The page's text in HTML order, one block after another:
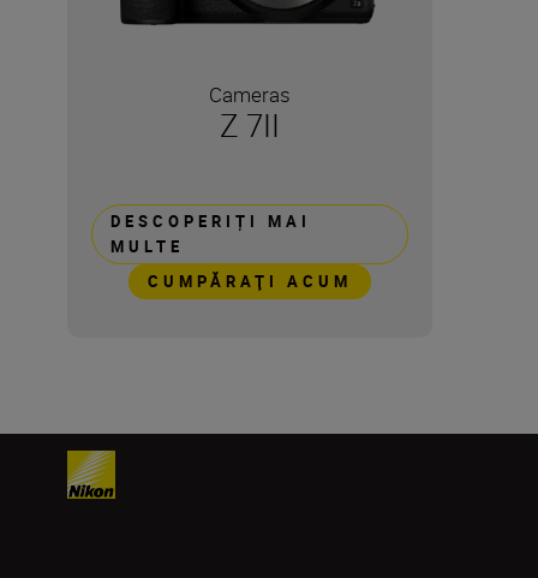
Cameras
Z 7II
DESCOPERIȚI MAI
MULTE
CUMPĂRAŢI ACUM